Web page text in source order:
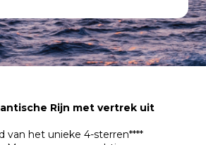
Rijn met vertrek uit
van het unieke 4-sterren****